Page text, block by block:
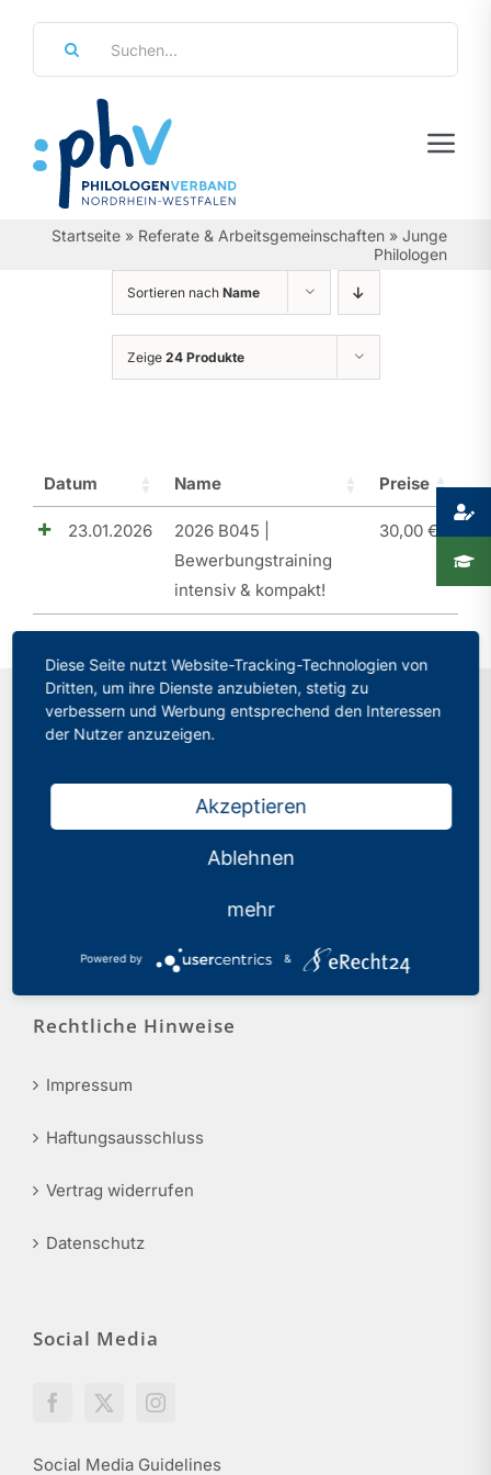
springen
Regierungsbezirke
Personalräte
Über Uns
Referate & Arbeitsgemeinschaften
Leistungen & Service
Presse
Recht
Startseite » Referate & Arbeitsgemeinschaften » Junge
Philologen
Sortieren nach Name
Zeige 24 Produkte
Datum Name Preise
23.01.2026
2026 B045 |
Bewerbungstraining
intensiv & kompakt!
30,00 €
Kontakt
Philologenverband Nordrhein-Westfalen
Graf-Adolf-Str. 84
Rechtliche Hinweise
Impressum
Haftungsausschluss
Vertrag widerrufen
Datenschutz
Social Media
Social Media Guidelines
Diese Seite nutzt Website-Tracking-Technologien von
Dritten, um ihre Dienste anzubieten, stetig zu
verbessern und Werbung entsprechend den Interessen
der Nutzer anzuzeigen.
Akzeptieren
Ablehnen
mehr
Powered by &